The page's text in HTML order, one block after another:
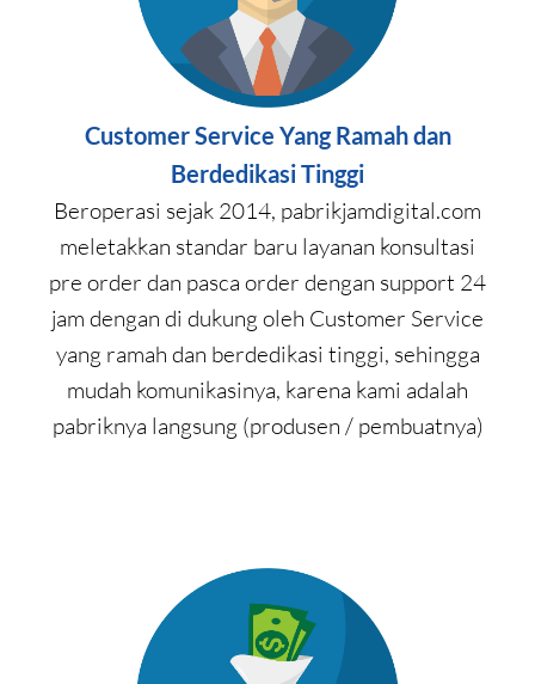
Customer Service Yang Ramah dan
Berdedikasi Tinggi
Beroperasi sejak 2014, pabrikjamdigital.com
meletakkan standar baru layanan konsultasi
pre order dan pasca order dengan support 24
jam dengan di dukung oleh Customer Service
yang ramah dan berdedikasi tinggi, sehingga
mudah komunikasinya, karena kami adalah
pabriknya langsung (produsen / pembuatnya)